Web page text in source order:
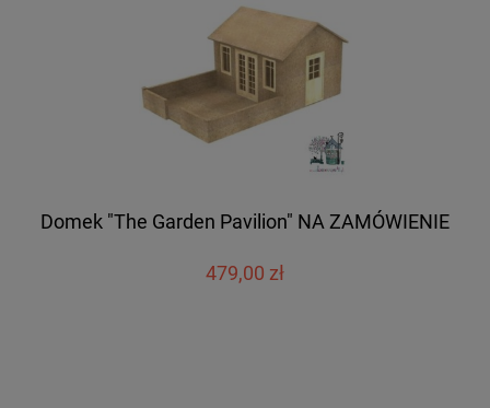
Domek "The Garden Pavilion" NA ZAMÓWIENIE
479,00 zł